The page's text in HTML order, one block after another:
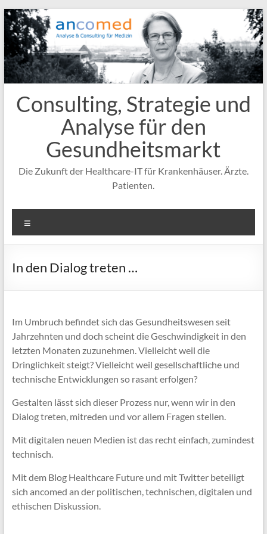
Zum
Inhalt
springen
Consulting, Strategie und
Analyse für den
Gesundheitsmarkt
Die Zukunft der Healthcare-IT für Krankenhäuser. Ärzte.
Patienten.
In den Dialog treten …
Im Umbruch befindet sich das Gesundheitswesen seit
Jahrzehnten und doch scheint die Geschwindigkeit in den
letzten Monaten zuzunehmen. Vielleicht weil die
Dringlichkeit steigt? Vielleicht weil gesellschaftliche und
technische Entwicklungen so rasant erfolgen?
Gestalten lässt sich dieser Prozess nur, wenn wir in den
Dialog treten, mitreden und vor allem Fragen stellen.
Mit digitalen neuen Medien ist das recht einfach, zumindest
technisch.
Mit dem Blog Healthcare Future und mit Twitter beteiligt
sich ancomed an der politischen, technischen, digitalen und
ethischen Diskussion.